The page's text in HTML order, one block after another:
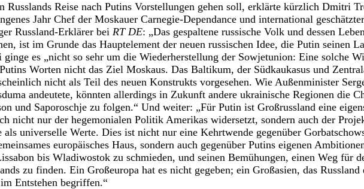
Russlands Reise nach Putins Vorstellungen gehen soll, erklärte kürzlich Dmitri
Jahr Chef der Moskauer Carnegie-Dependance und international
Russland-Erklärer bei RT DE: „Das gespaltene russische Volk und dessen
ist im Grunde das Hauptelement der neuen russischen Idee, die Putin seinen
ginge es „nicht so sehr um die Wiederherstellung der Sowjetunion: Eine solche
Worten nicht das Ziel Moskaus. Das Baltikum, der Südkaukasus und
nicht als Teil des neuen Konstrukts vorgesehen. Wie Außenminister
andeutete, könnten allerdings in Zukunft andere ukrainische Regionen die
und Saporoschje zu folgen.“ Und weiter: „Für Putin ist Großrussland eine
nicht nur der hegemonialen Politik Amerikas widersetzt, sondern auch der
als universelle Werte. Dies ist nicht nur eine Kehrtwende gegenüber
europäisches Haus, sondern auch gegenüber Putins eigenen
bis Wladiwostok zu schmieden, und seinen Bemühungen, einen Weg für
zu finden. Ein Großeuropa hat es nicht gegeben; ein Großasien, das
Entstehen begriffen.“